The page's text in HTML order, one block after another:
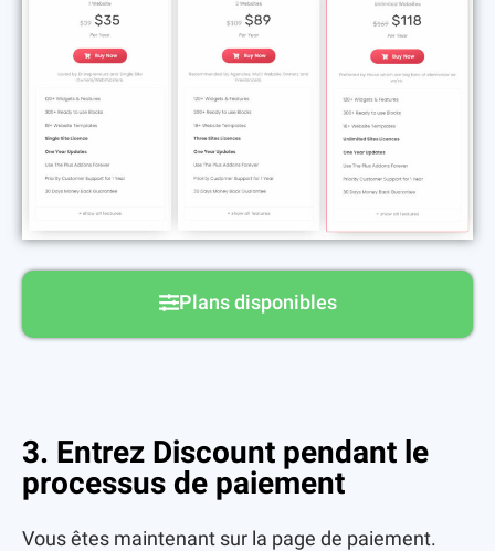
Plans disponibles
3. Entrez Discount pendant le
processus de paiement
Vous êtes maintenant sur la page de paiement.